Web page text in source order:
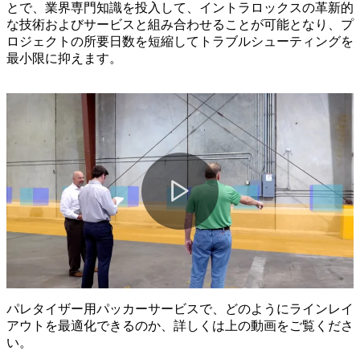
とで、業界専門知識を投入して、イントラロックスの革新的
な技術およびサービスと組み合わせることが可能となり、プ
ロジェクトの所要日数を短縮してトラブルシューティングを
最小限に抑えます。
Play
Video
パレタイザー用パッカーサービスで、どのようにラインレイ
アウトを最適化できるのか、詳しくは上の動画をご覧くださ
い。